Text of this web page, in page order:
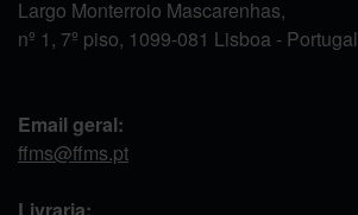
Largo Monterroio Mascarenhas,
nº 1, 7º piso, 1099-081 Lisboa - Portugal
Email geral:
ffms@ffms.pt